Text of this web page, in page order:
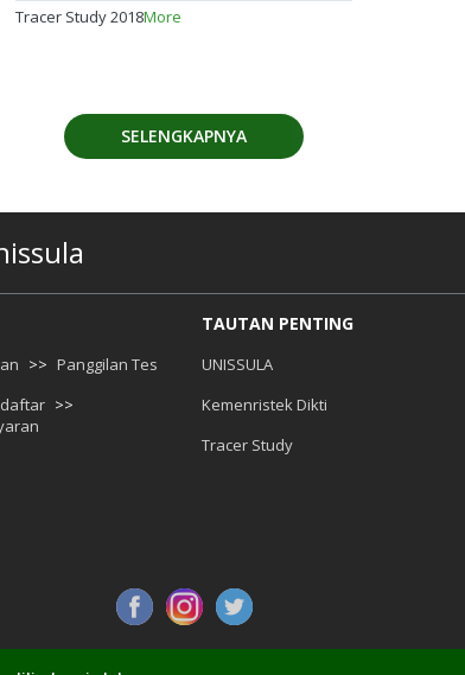
Tracer Study 2018More
SELENGKAPNYA
>> Panggilan Tes
>>
TAUTAN PENTING
UNISSULA
Kemenristek Dikti
Tracer Study